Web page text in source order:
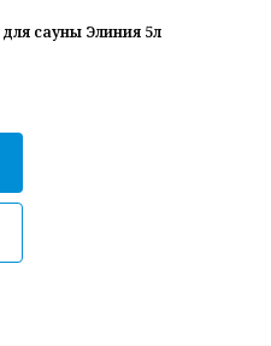
сауны Элиния 5л